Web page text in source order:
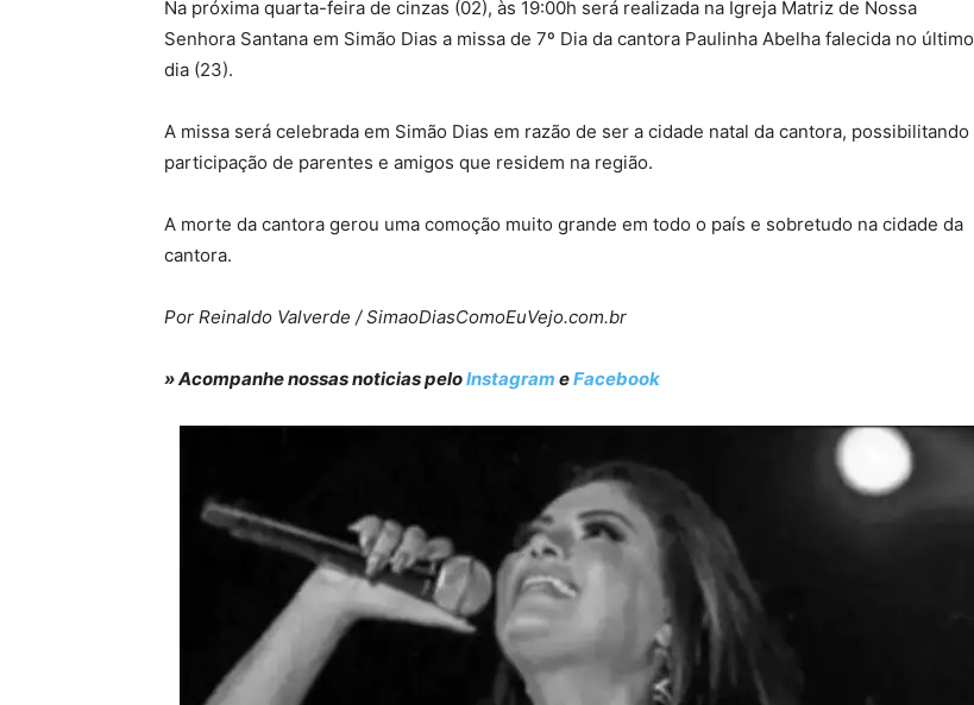
Na próxima quarta-feira de cinzas (02), às 19:00h será realizada na Igreja Matriz de Nossa
Senhora Santana em Simão Dias a missa de 7º Dia da cantora Paulinha Abelha falecida no último
dia (23).
A missa será celebrada em Simão Dias em razão de ser a cidade natal da cantora, possibilitando
participação de parentes e amigos que residem na região.
A morte da cantora gerou uma comoção muito grande em todo o país e sobretudo na cidade da
cantora.
Por Reinaldo Valverde / SimaoDiasComoEuVejo.com.br
» Acompanhe nossas noticias peloInstagram eFacebook